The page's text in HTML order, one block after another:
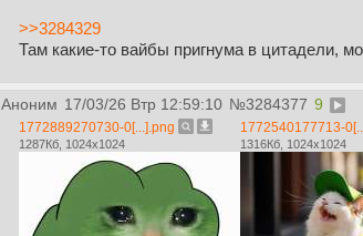
>>3284329
Там какие-то вайбы пригнума в цитадели,
Аноним 17/03/26 Втр 12:59:10 №3284377 9
1772889270730-0[...].png
1287Кб, 1024x1024
1772540177713-
1316Кб, 1024x1024